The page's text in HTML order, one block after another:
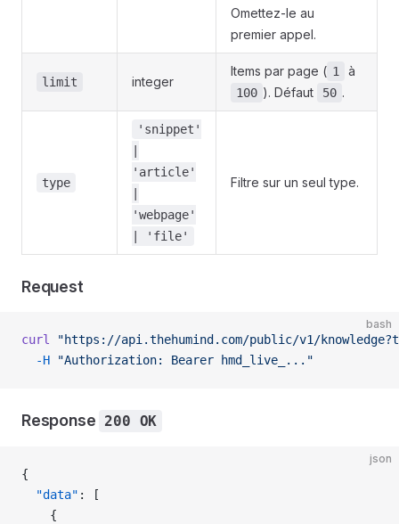
Omettez-le au
premier appel.
limit integer
Items par page ( 1 à
100 ). Défaut 50 .
type
'snippet'
'article'
'webpage'
| 'file'
Filtre sur un seul type.
Request
bash
curl
"https://api.thehumind.com/public/v1/
  -H
"Authorization: Bearer hmd_live_..."
Response 200 OK
json
{
  "data"
: [
    {